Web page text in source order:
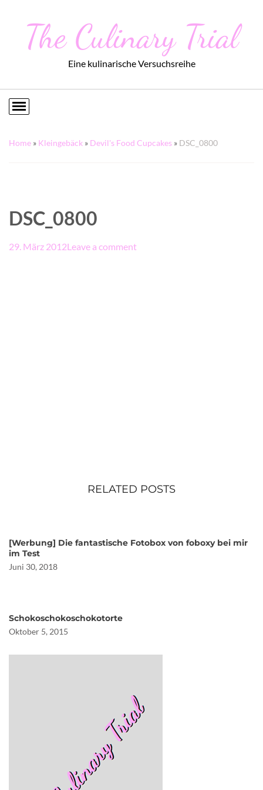
The Culinary Trial
Eine kulinarische Versuchsreihe
Home » Kleingebäck » Devil's Food Cupcakes » DSC_0800
DSC_0800
29. März 2012Leave a comment
RELATED POSTS
[Werbung] Die fantastische Fotobox von foboxy bei mir
im Test
Juni 30, 2018
Schokoschokoschokotorte
Oktober 5, 2015